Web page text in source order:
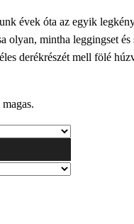
is:
20230 Ft.
évek óta az egyik
olyan, mintha leggingset
derékrészét mell fölé